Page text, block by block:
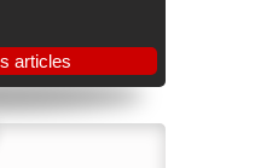
articles